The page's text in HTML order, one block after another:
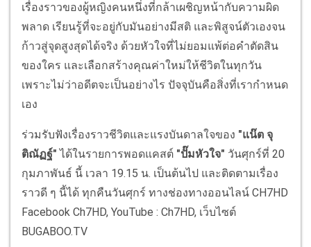
เรื่องราวของผู้หญิงคนหนึ่งที่กล้าเผชิญหน้ากับความผิด
พลาด เรียนรู้ที่จะอยู่กับมันอย่างมีสติ และพิสูจน์ตัวเองจน
ก้าวสู่จุดสูงสุดได้จริง ด้วยหัวใจที่ไม่ยอมแพ้ต่อคำตัดสิน
ของใคร และเลือกสร้างคุณค่าใหม่ให้ชีวิตในทุกวัน
เพราะไม่ว่าอดีตจะเป็นอย่างไร ปัจจุบันคือสิ่งที่เรากำหนด
เอง
ร่วมรับฟังเรื่องราวชีวิตและแรงบันดาลใจของ "แน๊ต จุ
ติณัฏฐ์"ได้ในรายการพอดแคสต์ "ปั๊มหัวใจ" วันศุกร์ที่ 20
กุมภาพันธ์ นี้ เวลา 19.15 น. เป็นต้นไป และติดตามเรื่อง
ราวดี ๆ นี้ได้ ทุกคืนวันศุกร์ ทางช่องทางออนไลน์ CH7HD
Facebook Ch7HD, YouTube : Ch7HD, เว็บไซต์
BUGABOO.TV